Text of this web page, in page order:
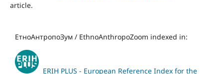
article.
ЕтноАнтропоЗум / EthnoAnthropoZoom indexed in:
ERIH PLUS - European Reference Index for the